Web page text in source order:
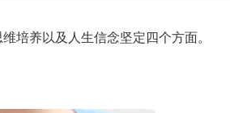
培养以及人生信念坚定四个方面。